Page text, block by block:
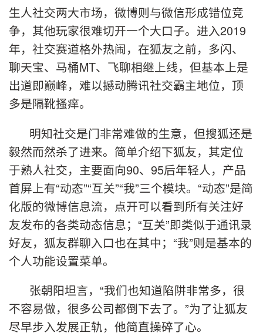
生人社交两大市场，微博则与微信形成错位竞
争，其他玩家很难切开一个大口子。进入2019
年，社交赛道格外热闹，在狐友之前，多闪、
聊天宝、马桶MT、飞聊相继上线，但基本上是
出道即巅峰，难以撼动腾讯社交霸主地位，顶
多是隔靴搔痒。
明知社交是门非常难做的生意，但搜狐还是
毅然而然杀了进来。简单介绍下狐友，其定位
于熟人社交，主要面向90、95后年轻人，产品
首屏上有“动态”“互关”“我”三个模块。“动态”是简
化版的微博信息流，点开可以看到所有关注好
友发布的各类动态信息；“互关”即类似于通讯录
好友，狐友群聊入口也在其中；“我”则是基本的
个人功能设置菜单。
张朝阳坦言，“我们也知道陷阱非常多，很
不容易做，很多公司都倒下去了。”为了让狐友
尽早步入发展正轨，他简直操碎了心。